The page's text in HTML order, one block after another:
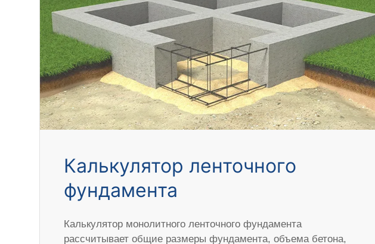
Калькулятор ленточного
фундамента
Калькулятор монолитного ленточного фундамента
рассчитывает общие размеры фундамента, объема бетона,